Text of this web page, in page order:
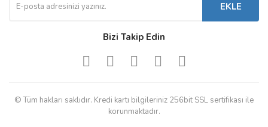
EKLE
Bizi Takip Edin
© Tüm hakları saklıdır. Kredi kartı bilgileriniz 256bit SSL sertifikası ile
korunmaktadır.